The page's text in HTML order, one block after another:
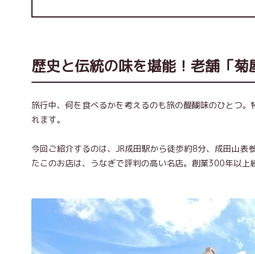
歴史と伝統の味を堪能！老舗「菊
旅行中、何を食べるかを考えるのも旅の醍醐味のひとつ
れます。
今回ご紹介するのは、JR成田駅から徒歩約8分、成田山
たこのお店は、うなぎで評判の高い名店。創業300年以